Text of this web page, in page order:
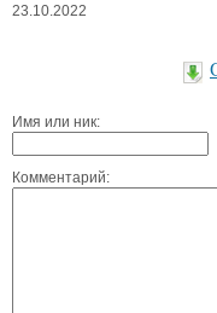
23.10.2022
Имя или ник:
Комментарий: